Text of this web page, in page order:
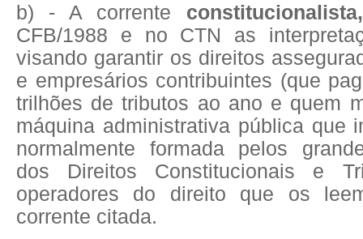
b) - A corrente
CFB/1988 e no CTN as
visando garantir os direitos
e empresários contribuintes (que
trilhões de tributos ao ano e quem
máquina administrativa pública que
normalmente formada pelos
dos Direitos Constitucionais e
operadores do direito que os
corrente citada.